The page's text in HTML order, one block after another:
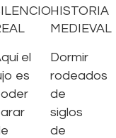
el
es
HISTORIA
MEDIEVAL
Dormir
rodeados
de
siglos
de